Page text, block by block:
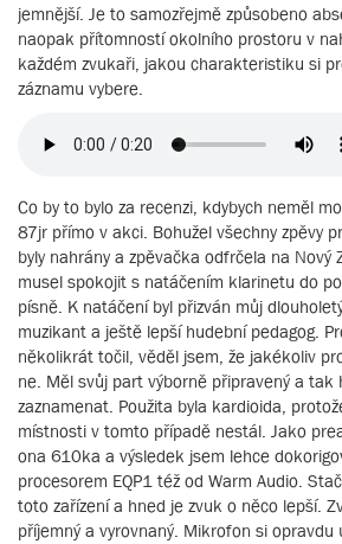
jemnější. Je to samozřejmě způsobeno
naopak přítomností okolního prostoru v
každém zvukaři, jakou charakteristiku si
záznamu vybere.
Co by to bylo za recenzi, kdybych neměl
87jr přímo v akci. Bohužel všechny zpěvy
byly nahrány a zpěvačka odfrčela na Nový
musel spokojit s natáčením klarinetu do
písně. K natáčení byl přizván můj
muzikant a ještě lepší hudební pedagog.
několikrát točil, věděl jsem, že jakékoliv
ne. Měl svůj part výborně připravený a tak
zaznamenat. Použita byla kardioida,
místnosti v tomto případě nestál. Jako
ona 610ka a výsledek jsem lehce
procesorem EQP1 též od Warm Audio.
toto zařízení a hned je zvuk o něco lepší.
příjemný a vyrovnaný. Mikrofon si opravdu